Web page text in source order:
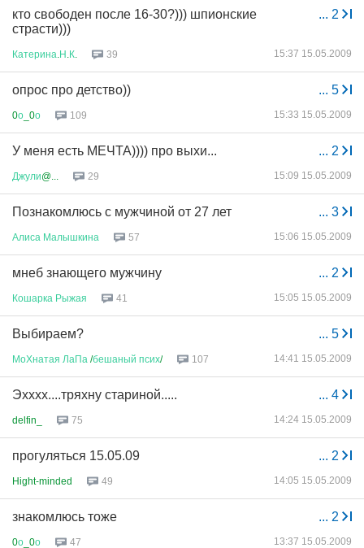
... 2
кто свободен после 16-30?))) шпионские
страсти)))
Катерина Н К 39 15:37 15.05.2009
... 5
опрос про детство))
0о _0о 109 15:33 15.05.2009
... 2
У меня есть МЕЧТА)))) про выхи...
Джули@... 29 15:09 15.05.2009
... 3
Познакомлюсь с мужчиной от 27 лет
Алиса Малышкина 57 15:06 15.05.2009
... 2
мнеб знающего мужчину
Кошарка Рыжая 41 15:05 15.05.2009
... 5
Выбираем?
МоХнатая ЛаПа /бешаный псих/ 107 14:41 15.05.2009
... 4
Эхххх....тряхну стариной.....
delfin_ 75 14:24 15.05.2009
... 2
прогуляться 15.05.09
Hight-minded 49 14:05 15.05.2009
... 2
знакомлюсь тоже
0о _0о 47 13:37 15.05.2009